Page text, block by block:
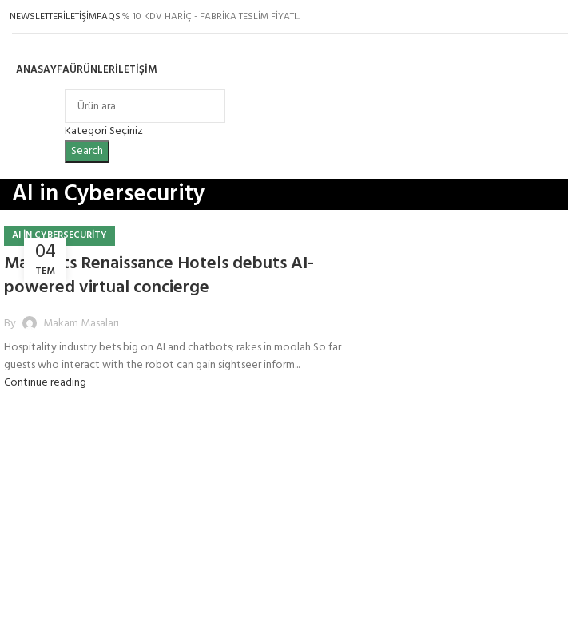
NEWSLETTERİLETİŞİMFAQS% 10 KDV HARİÇ - FABRİKA TESLİM FİYATI..
ANASAYFAÜRÜNLERİLETIŞIM
Kategori Seçiniz
Search
AI in Cybersecurity
04
TEM
AI IN CYBERSECURITY
Marriotts Renaissance Hotels debuts AI-
powered virtual concierge
By
Makam Masaları
Hospitality industry bets big on AI and chatbots; rakes in moolah So far
guests who interact with the robot can gain sightseer inform...
Continue reading